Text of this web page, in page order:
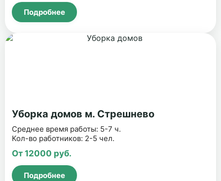
Подробнее
Уборка домов м. Стрешнево
Среднее время работы: 5-7 ч.
Кол-во работников: 2-5 чел.
От 12000 руб.
Подробнее